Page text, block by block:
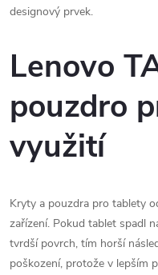
designový prvek.
Lenovo
pouzdro
využití
Kryty a pouzdra pro tablety
zařízení. Pokud tablet spadl
tvrdší povrch, tím horší
poškození, protože v lepším